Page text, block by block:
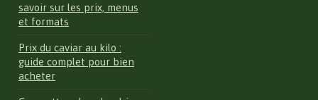
savoir sur les prix, menus
et formats
Prix du caviar au kilo :
guide complet pour bien
acheter